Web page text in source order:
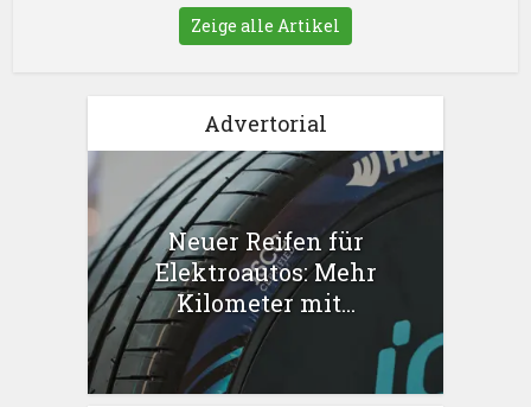
Zeige alle Artikel
Advertorial
Neuer Reifen für
Elektroautos: Mehr
Kilometer mit...